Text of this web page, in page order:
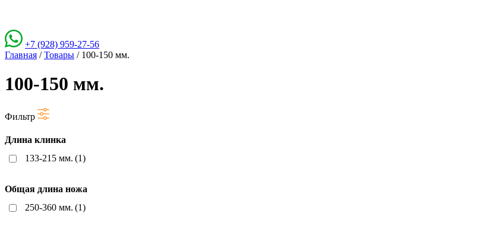
+7 (928) 959-27-56
Главная / Товары / 100-150 мм.
100-150 мм.
Фильтр
Длина клинка
133-215 мм. (1)
Общая длина ножа
250-360 мм. (1)